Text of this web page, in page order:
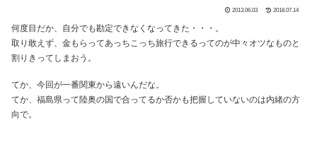
2013.06.03 2018.07.14
何度目だか、自分でも勘定できなくなってきた・・・。
取り敢えず、金もらってあっちこっち旅行できるってのが中々オツなものと
割りきってしまおう。
てか、今回が一番関東から遠いんだな。
てか、福島県って陸奥の国で合ってるか否かも把握していないのは内緒の方
向で。